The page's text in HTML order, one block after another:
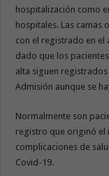
hospitalización como
hospitales. Las camas
con el registrado en
dado que los
alta siguen
Admisión aunque se
Normalmente son
registro que originó el
complicaciones de
Covid-19.